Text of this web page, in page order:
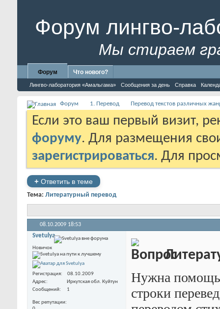
Форум лингво-
Мы стираем
Форум
Лингво-лаборатория «Амальгама» Сообщения за день Справка
Что нового?
Форум 1. Перевод Перевод текстов различных
Если это ваш первый визит,
форуму. Для размещения
зарегистрироваться. Для
+ Ответить в теме
Тема: Литературный перевод
08.10.2009 18:53
Svetulya
Новичок
Регистрация
08.10.2009
Адрес
Иркутская обл. Куйтун
Сообщений
1
Вес репутации
Нужна помощь
строки